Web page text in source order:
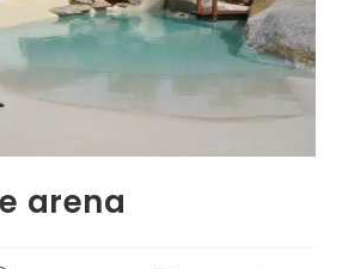
arena